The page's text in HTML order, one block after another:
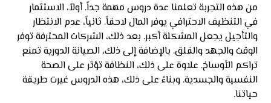
من هذه التجربة تعلمنا عدة دروس مهمة جداً. أولاً، الاستثمار
في التنظيف الاحترافي يوفر المال لاحقاً. ثانياً، عدم الانتظار
والتأجيل يجعل المشكلة أكبر. بعد ذلك، الشركات المحترفة توفر
الوقت والجهد والقلق. بالإضافة إلى ذلك، الصيانة الدورية تمنع
تراكم الأوساخ. علاوة على ذلك، النظافة تؤثر على الصحة
النفسية والجسدية. وبناءً على ذلك، هذه الدروس غيرت طريقة
حياتنا.